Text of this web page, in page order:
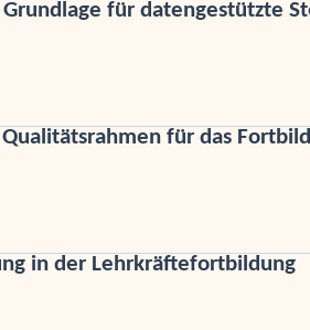
für datengestützte
für das
in der Lehrkräftefortbildung